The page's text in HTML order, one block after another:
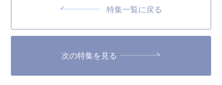
特集一覧に戻る
次の特集を見る